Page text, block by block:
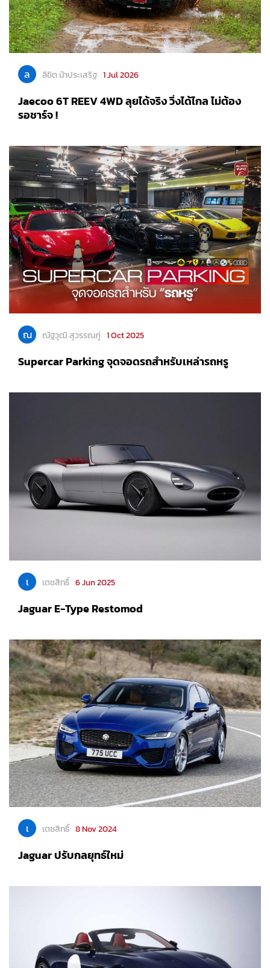
ล ลิขิต น้าประเสริฐ 1 Jul 2026
Jaecoo 6T REEV 4WD ลุยได้จริง วิ่งได้ไกล ไม่ต้อง
รอชาร์จ !
ณ ณัฐวุฒิ สุวรรณภู่ 1 Oct 2025
Supercar Parking จุดจอดรถสำหรับเหล่ารถหรู
เ เตชสิทธิ์ 6 Jun 2025
Jaguar E-Type Restomod
เ เตชสิทธิ์ 8 Nov 2024
Jaguar ปรับกลยุทธ์ใหม่